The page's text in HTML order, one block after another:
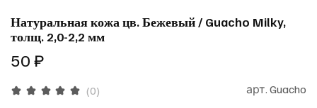
(0) арт. Guacho
Натуральная кожа цв. Бежевый / Guacho Milky,
толщ. 2,0-2,2 мм
50 ₽